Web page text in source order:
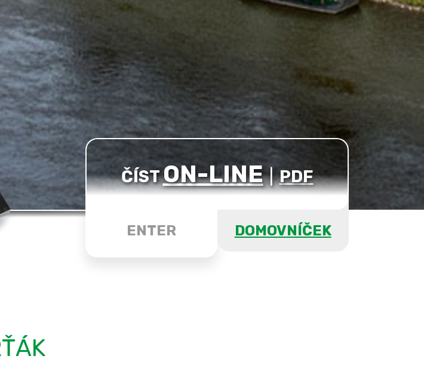
ČÍSTON-LINE | PDF
ENTER DOMOVNÍČEK